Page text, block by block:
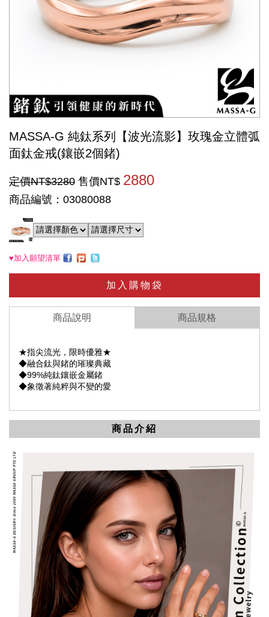
MASSA-G 純鈦系列【波光流影】玫瑰金立體弧
面鈦金戒(鑲嵌2個鍺)
定價NT$3280 售價NT$ 2880
商品編號：03080088
♥加入願望清單
加入購物袋
商品說明 商品規格
★指尖流光，限時優雅★
◆融合鈦與鍺的璀璨典藏
◆99%純鈦鑲嵌金屬鍺
◆象徵著純粹與不變的愛
商品介紹